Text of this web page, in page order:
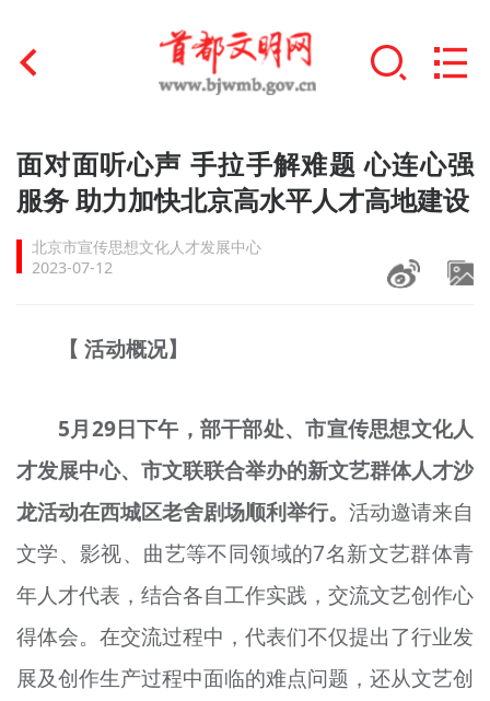
首页
文明创建
+
文明实践
未成年人思想道德建设
+
身边好人
文明评论
北京宣传文化引导基金
宣传思想文化人才
专题
面对面听心声 手拉手解难题 心连心强
服务 助力加快北京高水平人才高地建设
北京市宣传思想文化人才发展中心
2023-07-12
【 活动概况】
5月29日下午，部干部处、市宣传思想文化人
才发展中心、市文联联合举办的新文艺群体人才沙
龙活动在西城区老舍剧场顺利举行。活动邀请来自
文学、影视、曲艺等不同领域的7名新文艺群体青
年人才代表，结合各自工作实践，交流文艺创作心
得体会。在交流过程中，代表们不仅提出了行业发
展及创作生产过程中面临的难点问题，还从文艺创